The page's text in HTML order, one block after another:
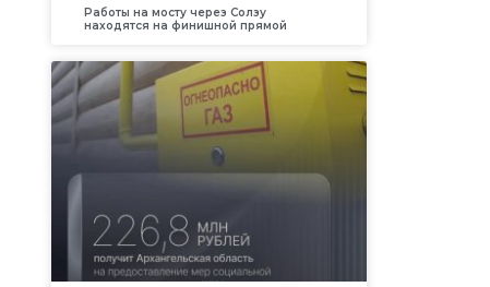
Работы на мосту через Солзу
находятся на финишной прямой